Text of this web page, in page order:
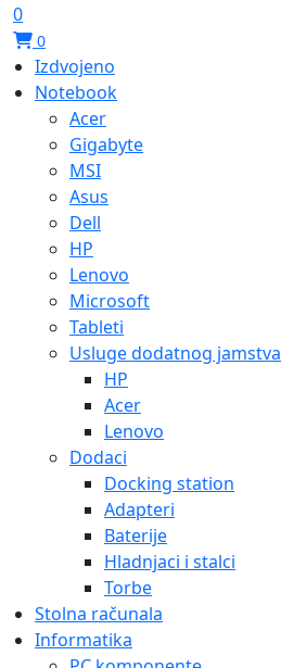
0
0
Izdvojeno
Notebook
Acer
Gigabyte
MSI
Asus
Dell
HP
Lenovo
Microsoft
Tableti
Usluge dodatnog
HP
Acer
Lenovo
Dodaci
Docking station
Adapteri
Baterije
Hladnjaci i stalci
Torbe
Stolna računala
Informatika